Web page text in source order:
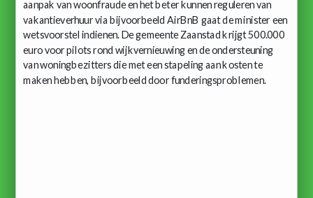
aanpak van woonfraude en het beter kunnen reguleren van
vakantieverhuur via bijvoorbeeld AirBnB gaat de minister een
wetsvoorstel indienen. De gemeente Zaanstad krijgt 500.000
euro voor pilots rond wijkvernieuwing en de ondersteuning
van woningbezitters die met een stapeling aan kosten te
maken hebben, bijvoorbeeld door funderingsproblemen.